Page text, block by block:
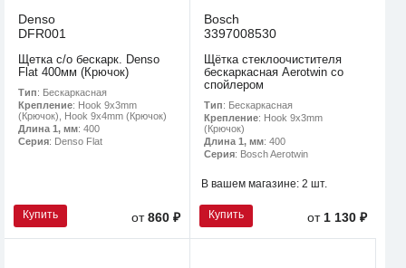
Denso
DFR001
Щетка с/о бескарк. Denso
Flat 400мм (Крючок)
Тип: Бескаркасная
Крепление: Hook 9x3mm
(Крючок), Hook 9x4mm (Крючок)
Длина 1, мм: 400
Серия: Denso Flat
Купить от860 ₽
Bosch
3397008530
Щётка стеклоочистителя
бескаркасная Aerotwin со
спойлером
Тип: Бескаркасная
Крепление: Hook 9x3mm
(Крючок)
Длина 1, мм: 400
Серия: Bosch Aerotwin
В вашем магазине: 2 шт.
Купить от 1 130 ₽